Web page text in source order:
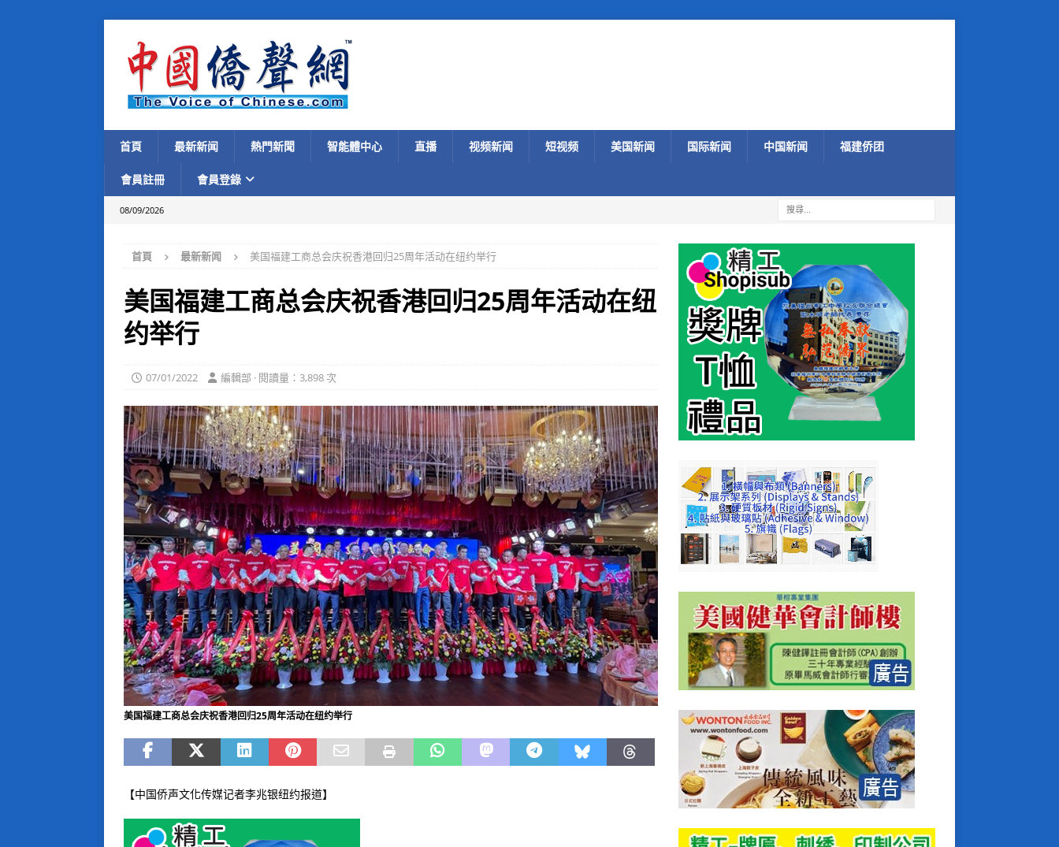
首頁 最新新闻 熱門新聞 智能體中心 直播 视频新闻 短视频 美国新闻 国际新闻 中国新闻 福建侨团
會員註冊 會員登錄
08/09/2026
首頁 最新新闻 美国福建工商总会庆祝香港回归25周年活动在纽约举行
美国福建工商总会庆祝香港回归25周年活动在纽
约举行
07/01/2022 編輯部 · 閱讀量：3,898 次
美国福建工商总会庆祝香港回归25周年活动在纽约举行
【中国侨声文化传媒记者李兆银纽约报道】